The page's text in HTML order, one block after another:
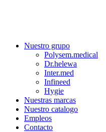
Nuestro grupo
Polysem.medical
Dr.helewa
Inter.med
Infineed
Hygie
Nuestras marcas
Nuestro catalogo
Empleos
Contacto